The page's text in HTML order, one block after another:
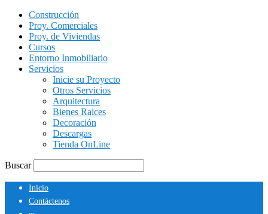
Construcción
Proy. Comerciales
Proy. de Viviendas
Cursos
Entorno Inmobiliario
Servicios
Inicie su Proyecto
Otros Servicios
Arquitectura
Bienes Raices
Decoración
Descargas
Tienda OnLine
Buscar
Inicio
Contáctenos